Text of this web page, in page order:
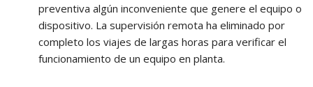
preventiva algún inconveniente que genere el equipo o
dispositivo. La supervisión remota ha eliminado por
completo los viajes de largas horas para verificar el
funcionamiento de un equipo en planta.